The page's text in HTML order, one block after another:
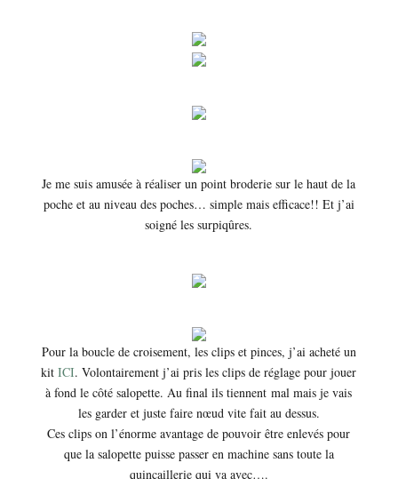
Je me suis amusée à réaliser un point broderie sur le haut de la
poche et au niveau des poches… simple mais efficace!! Et j’ai
soigné les surpiqûres.
Pour la boucle de croisement, les clips et pinces, j’ai acheté un
kitICI. Volontairement j’ai pris les clips de réglage pour jouer
à fond le côté salopette. Au final ils tiennent mal mais je vais
les garder et juste faire nœud vite fait au dessus.
Ces clips on l’énorme avantage de pouvoir être enlevés pour
que la salopette puisse passer en machine sans toute la
quincaillerie qui va avec….